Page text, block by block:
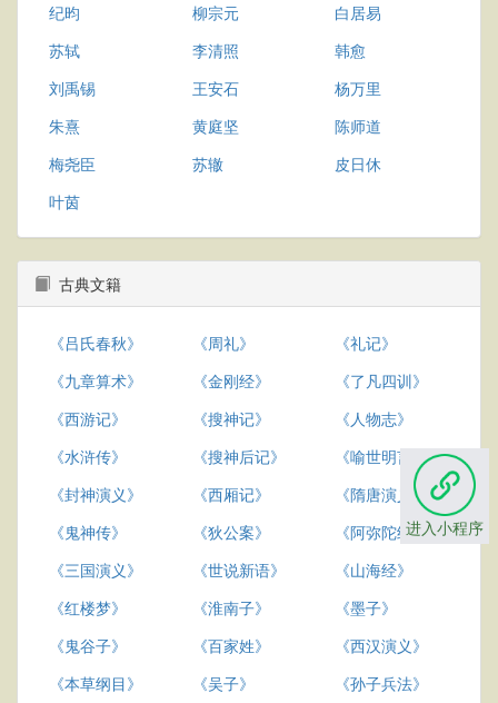
纪昀
柳宗元
白居易
苏轼
李清照
韩愈
刘禹锡
王安石
杨万里
朱熹
黄庭坚
陈师道
梅尧臣
苏辙
皮日休
叶茵
古典文籍
《吕氏春秋》 《周礼》
《礼记》
《九章算术》
《金刚经》
《了凡四训》
《西游记》
《搜神记》
《人物志》
《水浒传》
《搜神后记》
《喻世明言》
《封神演义》
《西厢记》
《隋唐演义》
《鬼神传》
《狄公案》
《阿弥陀经》
《三国演义》
《世说新语》
《山海经》
《红楼梦》
《淮南子》
《墨子》
《鬼谷子》
《百家姓》
《西汉演义》
《本草纲目》
《吴子》
《孙子兵法》
进入小程序